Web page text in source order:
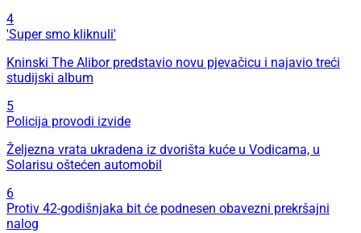
4
'Super smo kliknuli'
Kninski The Alibor predstavio novu pjevačicu i najavio treći
studijski album
5
Policija provodi izvide
Željezna vrata ukradena iz dvorišta kuće u Vodicama, u
Solarisu oštećen automobil
6
Protiv 42-godišnjaka bit će podnesen obavezni prekršajni
nalog